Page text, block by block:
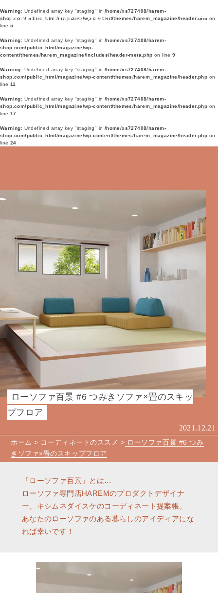
Warning: Undefined array key "staging" in /home/xs727408/harem-
shop.com/public_html/magazine/wp-content/themes/harem_magazine/header.php on
line 5
Warning: Undefined array key "staging" in /home/xs727408/harem-
shop.com/public_html/magazine/wp-
content/themes/harem_magazine/includes/header-meta.php on line9
Warning: Undefined array key "staging" in /home/xs727408/harem-
shop.com/public_html/magazine/wp-content/themes/harem_magazine/header.php on
line 11
Warning: Undefined array key "staging" in /home/xs727408/harem-
shop.com/public_html/magazine/wp-content/themes/harem_magazine/header.php on
line 17
Warning: Undefined array key "staging" in /home/xs727408/harem-
shop.com/public_html/magazine/wp-content/themes/harem_magazine/header.php on
line 24
ローソファ百景 #6 つみきソファ×畳のスキッ
プフロア
2021.12.21
ホーム > コーディネートのススメ > ローソファ百景 #6 つみ
きソファ×畳のスキップフロア
「ローソファ百景」とは…
ローソファ専門店HAREMのプロダクトデザイナ
ー、キシムネダイスケのコーディネート提案帳。
あなたのローソファのある暮らしのアイディアにな
れば幸いです！